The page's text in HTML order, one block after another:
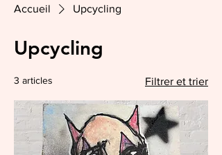
Accueil Upcycling
Upcycling
3 articles Filtrer et trier